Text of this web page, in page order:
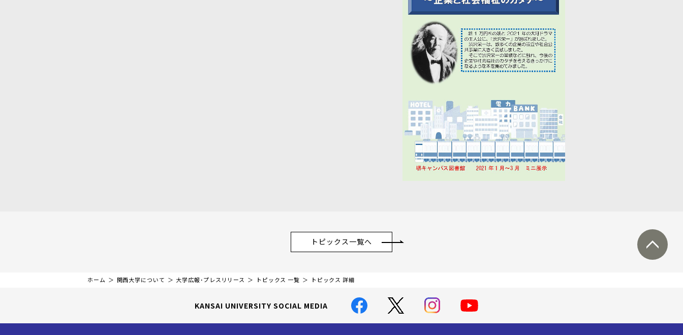
トピックス一覧へ
ホーム 関西大学について 大学広報・プレスリリース トピックス 一覧 トピックス 詳細
KANSAI UNIVERSITY SOCIAL MEDIA